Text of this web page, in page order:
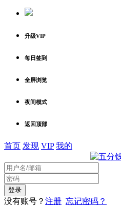
升级VIP
每日签到
全屏浏览
夜间模式
返回顶部
首页 发现 VIP 我的
没有账号？ 注册 忘记密码？